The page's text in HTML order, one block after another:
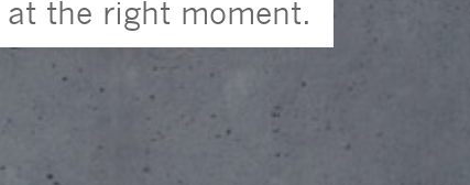
at the right moment.